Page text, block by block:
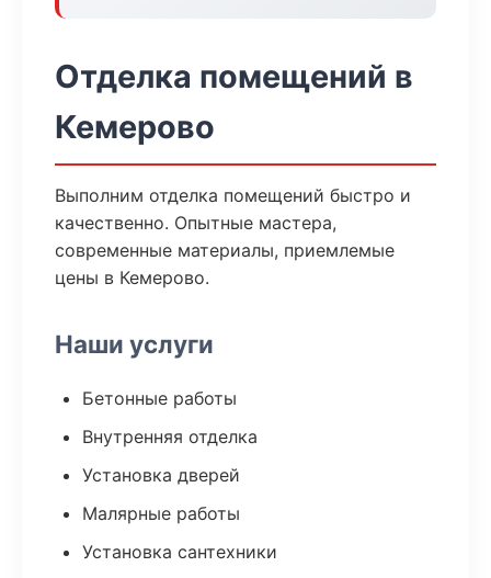
Отделка помещений в
Кемерово
Выполним отделка помещений быстро и
качественно. Опытные мастера,
современные материалы, приемлемые
цены в Кемерово.
Наши услуги
Бетонные работы
Внутренняя отделка
Установка дверей
Малярные работы
Установка сантехники